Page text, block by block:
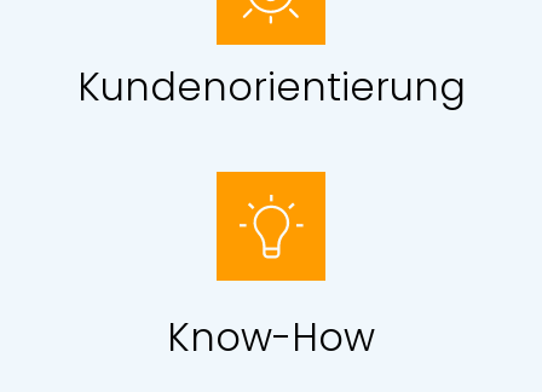
Kundenorientierung
Know-How